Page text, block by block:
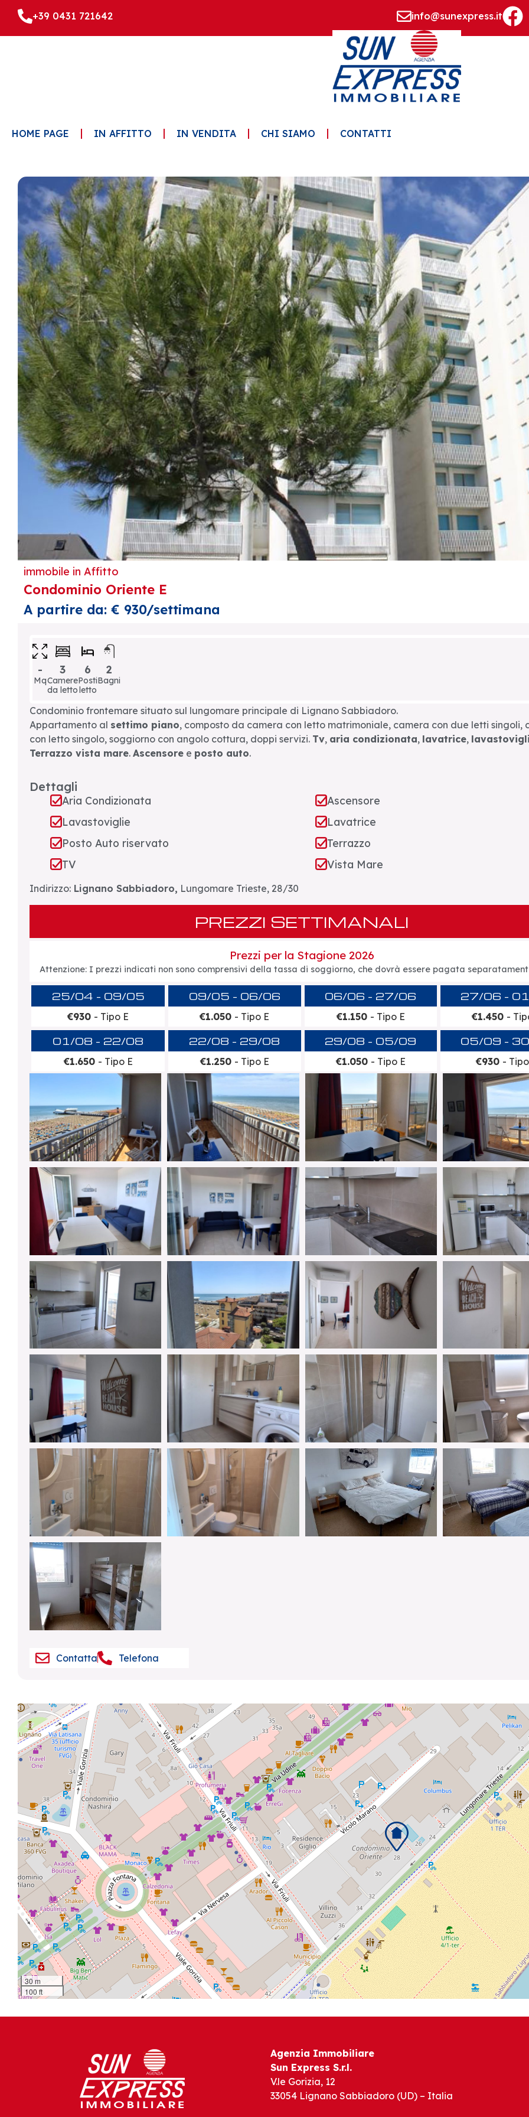
+39 0431 721642 info@sunexpress.it
HOME PAGE IN AFFITTO IN VENDITA CHI SIAMO CONTATTI
immobile in Affitto
Condominio Oriente E
A partire da: € 930/settimana
-
Mq
3
Camere
da letto
6
Posti
letto
2
Bagni
Condominio frontemare situato sul lungomare principale di Lignano Sabbiadoro.
Appartamento al settimo piano, composto da camera con letto matrimoniale, camera con due letti singoli,
con letto singolo, soggiorno con angolo cottura, doppi servizi. Tv, aria condizionata, lavatrice,
Terrazzo vista mare. Ascensore e posto auto.
Dettagli
Aria Condizionata
Ascensore
Lavastoviglie
Lavatrice
Posto Auto riservato
Terrazzo
TV
Vista Mare
Indirizzo: Lignano Sabbiadoro, Lungomare Trieste, 28/30
PREZZI SETTIMANALI
Prezzi per la Stagione 2026
Attenzione: I prezzi indicati non sono comprensivi della tassa di soggiorno, che dovrà essere pagata
25/04 - 09/05
€930 - Tipo E
09/05 - 06/06
€1.050 - Tipo E
06/06 - 27/06
€1.150 - Tipo E
27/06 -
€1.450 -
01/08 - 22/08
€1.650 - Tipo E
22/08 - 29/08
€1.250 - Tipo E
29/08 - 05/09
€1.050 - Tipo E
05/09 -
€930 -
Contatta Telefona
30 m
100 ft
Agenzia Immobiliare
Sun Express S.r.l.
V.le Gorizia, 12
33054 Lignano Sabbiadoro (UD) – Italia